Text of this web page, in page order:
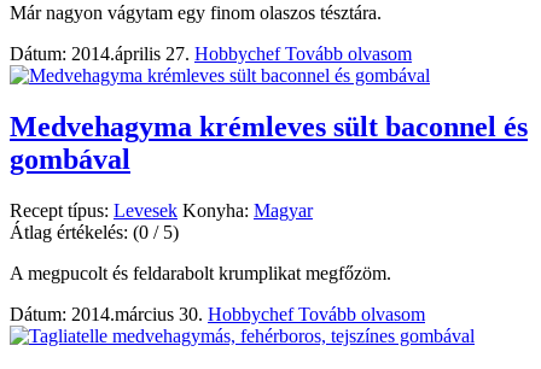
Már nagyon vágytam egy finom olaszos tésztára.
Dátum: 2014.április 27. HobbychefTovább olvasom
Medvehagyma krémleves sült baconnel és
gombával
Recept típus: Levesek Konyha: Magyar
Átlag értékelés: (0 / 5)
A megpucolt és feldarabolt krumplikat megfőzöm.
Dátum: 2014.március 30. HobbychefTovább olvasom